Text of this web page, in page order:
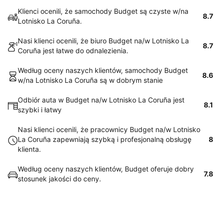
Klienci ocenili, że samochody Budget są czyste w/na
Lotnisko La Coruña.
8.7
Nasi klienci ocenili, że biuro Budget na/w Lotnisko La
Coruña jest łatwe do odnalezienia.
8.7
Według oceny naszych klientów, samochody Budget
w/na Lotnisko La Coruña są w dobrym stanie
8.6
Odbiór auta w Budget na/w Lotnisko La Coruña jest
szybki i łatwy
8.1
Nasi klienci ocenili, że pracownicy Budget na/w Lotnisko
La Coruña zapewniają szybką i profesjonalną obsługę
klienta.
8
Według oceny naszych klientów, Budget oferuje dobry
stosunek jakości do ceny.
7.8